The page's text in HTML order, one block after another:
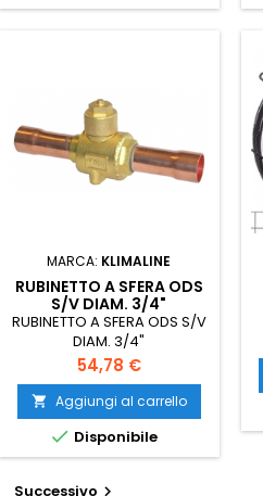
MARCA: KLIMALINE
RUBINETTO A SFERA ODS
S/V DIAM. 3/4"
RUBINETTO A SFERA ODS S/V
DIAM. 3/4"
Prezzo
54,78 €
 Aggiungi al carrello
 Disponibile
Successivo 